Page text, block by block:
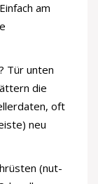
am
Tür unten
die
oft
neu
(nut-